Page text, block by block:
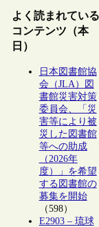
よく読まれている
コンテンツ（本
日）
日本図書館協
会（JLA）図
書館災害対策
委員会、「災
害等により被
災した図書館
等への助成
（2026年
度）」を希望
する図書館の
募集を開始
（598）
E2903 – 琉球